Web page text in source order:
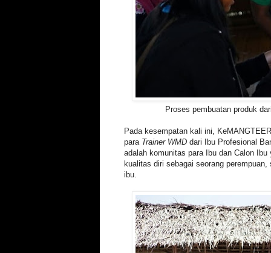
Proses pembuatan produk
Pada kesempatan kali ini,
para Trainer WMD dari Ibu Profesional
adalah komunitas para Ibu dan Calon
kualitas diri sebagai seorang
ibu.